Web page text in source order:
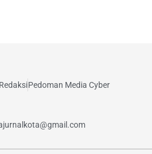
Pedoman Media Cyber